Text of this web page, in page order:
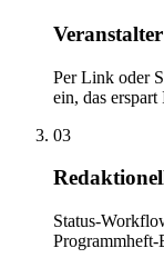
Per Link oder
ein, das
03
Status-